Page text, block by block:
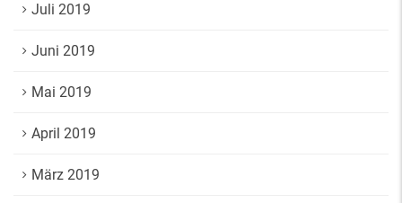
Juli 2019
Juni 2019
Mai 2019
April 2019
März 2019